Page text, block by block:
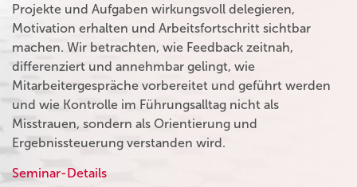
Projekte und Aufgaben wirkungsvoll delegieren,
Motivation erhalten und Arbeitsfortschritt sichtbar
machen. Wir betrachten, wie Feedback zeitnah,
differenziert und annehmbar gelingt, wie
Mitarbeitergespräche vorbereitet und geführt werden
und wie Kontrolle im Führungsalltag nicht als
Misstrauen, sondern als Orientierung und
Ergebnissteuerung verstanden wird.
Seminar-Details